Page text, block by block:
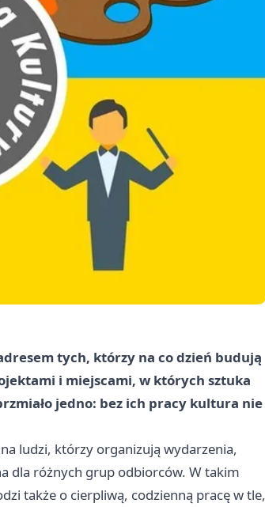
tych, którzy na co dzień budują
i miejscami, w których sztuka
jedno: bez ich pracy kultura nie
ludzi, którzy organizują wydarzenia,
dla różnych grup odbiorców. W takim
także o cierpliwą, codzienną pracę w tle,